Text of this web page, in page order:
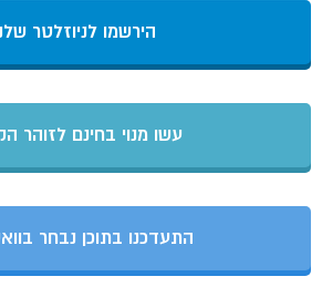
הירשמו לניוזלטר
עשו מנוי בחינם לזוהר
התעדכנו בתוכן נבחר